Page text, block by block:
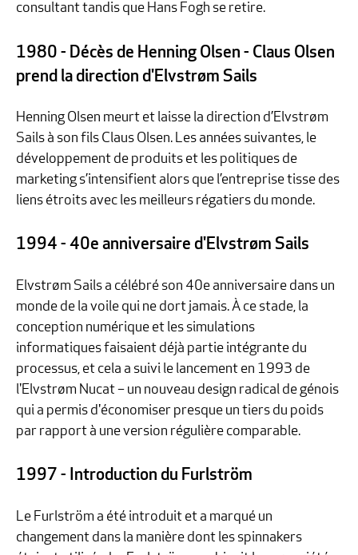
consultant tandis que Hans Fogh se retire.
1980 - Décès de Henning Olsen - Claus Olsen
prend la direction d'Elvstrøm Sails
Henning Olsen meurt et laisse la direction d’Elvstrøm
Sails à son fils Claus Olsen. Les années suivantes, le
développement de produits et les politiques de
marketing s’intensifient alors que l’entreprise tisse des
liens étroits avec les meilleurs régatiers du monde.
1994 - 40e anniversaire d'Elvstrøm Sails
Elvstrøm Sails a célébré son 40e anniversaire dans un
monde de la voile qui ne dort jamais. À ce stade, la
conception numérique et les simulations
informatiques faisaient déjà partie intégrante du
processus, et cela a suivi le lancement en 1993 de
l'Elvstrøm Nucat – un nouveau design radical de génois
qui a permis d'économiser presque un tiers du poids
par rapport à une version régulière comparable.
1997 - Introduction du Furlström
Le Furlström a été introduit et a marqué un
changement dans la manière dont les spinnakers